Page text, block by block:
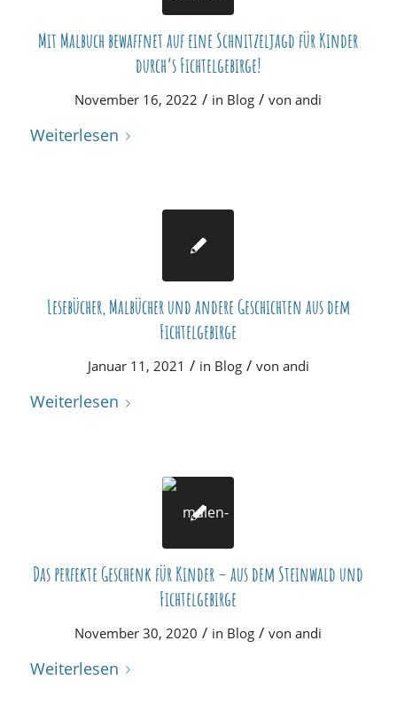
Mit Malbuch bewaffnet auf eine Schnitzeljagd für Kinder
durch’s Fichtelgebirge!
November 16, 2022 / in Blog / vonandi
Weiterlesen
Lesebücher, Malbücher und andere Geschichten aus dem
Fichtelgebirge
Januar 11, 2021 / in Blog / von andi
Weiterlesen
Das perfekte Geschenk für Kinder – aus dem Steinwald und
Fichtelgebirge
November 30, 2020 / in Blog / vonandi
Weiterlesen